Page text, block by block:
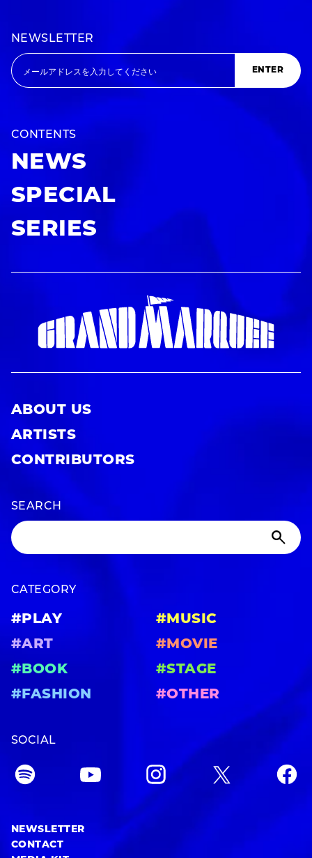
NEWSLETTER
ENTER
CONTENTS
NEWS
SPECIAL
SERIES
ABOUT US
ARTISTS
CONTRIBUTORS
SEARCH
CATEGORY
#PLAY
#MUSIC
#ART
#MOVIE
#BOOK
#STAGE
#FASHION
#OTHER
SOCIAL
NEWSLETTER
CONTACT